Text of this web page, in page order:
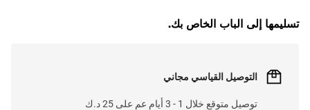
تسليمها إلى الباب الخاص بك.
التوصيل القياسي مجاني
توصيل متوقع خلال 1 - 3 أيام عم على 25 د.ك